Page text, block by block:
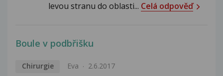
levou stranu do oblasti... Celá odpověď
Boule v podbřišku
Chirurgie Eva 2.6.2017